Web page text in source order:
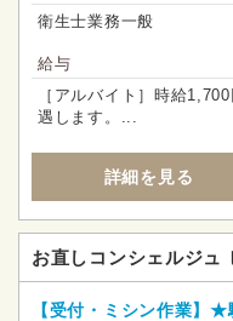
衛生士業務一般
給与
［アルバイト］時給
遇します。...
詳細を見る
お直しコンシェルジュ
【受付・ミシン作業】